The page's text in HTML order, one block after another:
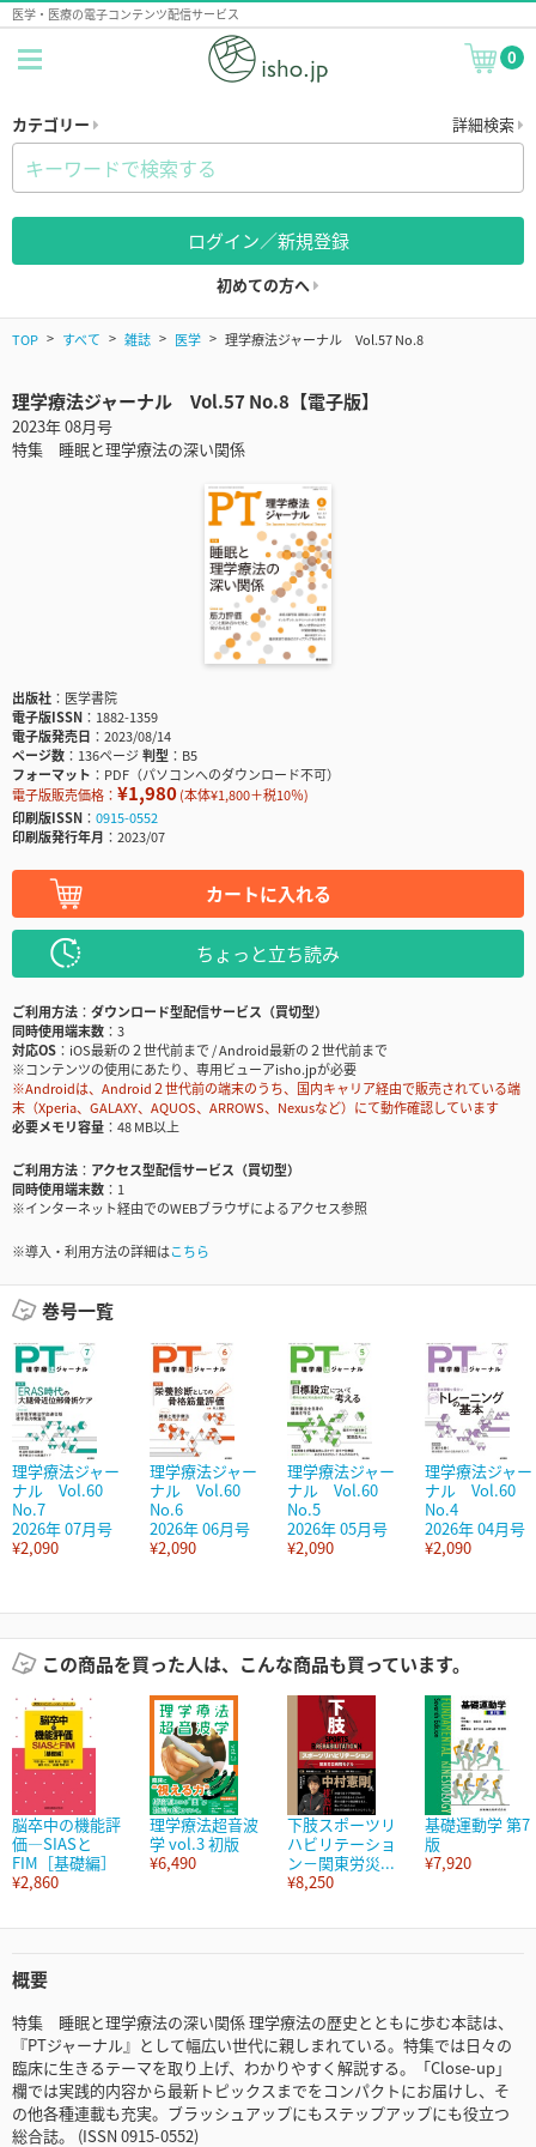
医学・医療の電子コンテンツ配信サービス
0
カテゴリー 詳細検索
ログイン／新規登録
初めての方へ
TOP すべて 雑誌 医学 理学療法ジャーナル Vol.57 No.8
理学療法ジャーナル Vol.57 No.8【電子版】
2023年 08月号
特集 睡眠と理学療法の深い関係
出版社
医学書院
電子版ISSN
1882-1359
電子版発売日
2023/08/14
ページ数
136ページ判型
B5
フォーマット
PDF（パソコンへのダウンロード不可）
電子版販売価格： ¥1,980(本体¥1,800＋税10％)
印刷版ISSN
0915-0552
印刷版発行年月
2023/07
カートに入れる
ちょっと立ち読み
ご利用方法
ダウンロード型配信サービス（買切型）
同時使用端末数
3
対応OS
iOS最新の２世代前まで / Android最新の２世代前まで
※コンテンツの使用にあたり、専用ビューアisho.jpが必要
※Androidは、Android２世代前の端末のうち、国内キャリア経由で販売されている端
末（Xperia、GALAXY、AQUOS、ARROWS、Nexusなど）にて動作確認しています
必要メモリ容量
48 MB以上
ご利用方法
アクセス型配信サービス（買切型）
同時使用端末数
1
※インターネット経由でのWEBブラウザによるアクセス参照
※導入・利用方法の詳細はこちら
巻号一覧
理学療法ジャー
ナル Vol.60
No.7
2026年 07月号
¥2,090
理学療法ジャー
ナル Vol.60
No.6
2026年 06月号
¥2,090
理学療法ジャー
ナル Vol.60
No.5
2026年 05月号
¥2,090
理学療法ジャー
ナル Vol.60
No.4
2026年 04月号
¥2,090
この商品を買った人は、こんな商品も買っています。
脳卒中の機能評
価―SIASと
FIM［基礎編］
¥2,860
理学療法超音波
学 vol.3 初版
¥6,490
下肢スポーツリ
ハビリテーショ
ン－関東労災...
¥8,250
基礎運動学 第7
版
¥7,920
概要
特集 睡眠と理学療法の深い関係 理学療法の歴史とともに歩む本誌は、
『PTジャーナル』として幅広い世代に親しまれている。特集では日々の
臨床に生きるテーマを取り上げ、わかりやすく解説する。「Close-up」
欄では実践的内容から最新トピックスまでをコンパクトにお届けし、そ
の他各種連載も充実。ブラッシュアップにもステップアップにも役立つ
総合誌。 (ISSN 0915-0552)